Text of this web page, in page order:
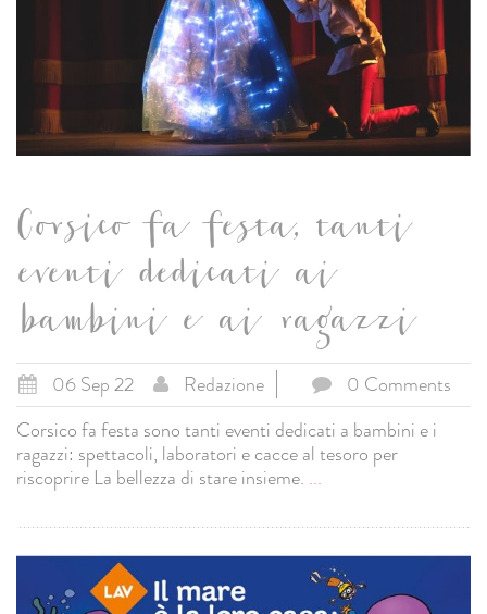
Corsico fa festa, tanti
eventi dedicati ai
bambini e ai ragazzi
06 Sep 22 Redazione
0 Comments
Corsico fa festa sono tanti eventi dedicati a bambini e i
ragazzi: spettacoli, laboratori e cacce al tesoro per
riscoprire La bellezza di stare insieme. ...